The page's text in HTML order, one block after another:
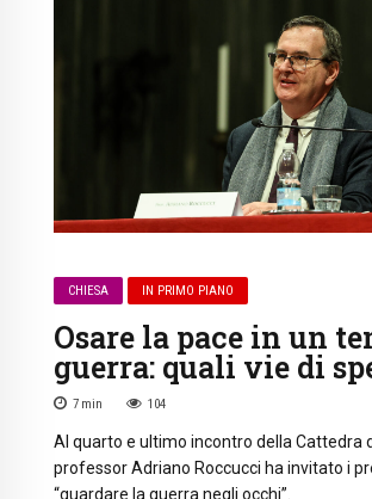
CHIESA IN PRIMO PIANO
Osare la pace in un
guerra: quali vie di
7 min 104
Al quarto e ultimo incontro della Cattedra
professor Adriano Roccucci ha invitato i
“guardare la guerra negli occhi”.